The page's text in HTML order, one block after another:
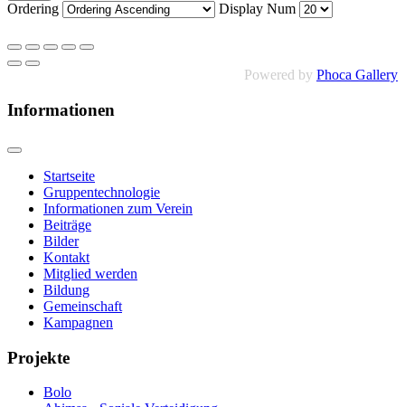
Ordering Display Num
Powered by Phoca Gallery
Informationen
Startseite
Gruppentechnologie
Informationen zum Verein
Beiträge
Bilder
Kontakt
Mitglied werden
Bildung
Gemeinschaft
Kampagnen
Projekte
Bolo